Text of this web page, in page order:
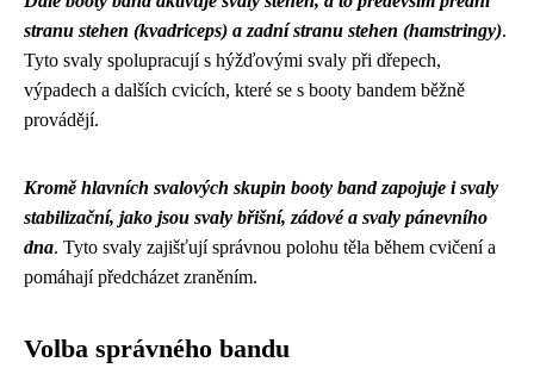
stranu stehen (kvadriceps) a zadní stranu stehen (hamstringy).
Tyto svaly spolupracují s hýžďovými svaly při dřepech,
výpadech a dalších cvicích, které se s booty bandem běžně
provádějí.
Kromě hlavních svalových skupin booty band zapojuje i svaly
stabilizační, jako jsou svaly břišní, zádové a svaly pánevního
dna. Tyto svaly zajišťují správnou polohu těla během cvičení a
pomáhají předcházet zraněním.
Volba správného bandu